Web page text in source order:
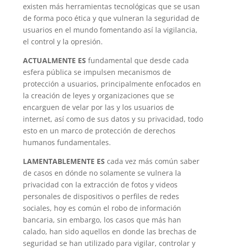
existen más herramientas tecnológicas que se usan
de forma poco ética y que vulneran la seguridad de
usuarios en el mundo fomentando así la vigilancia,
el control y la opresión.
ACTUALMENTE ES fundamental que desde cada
esfera pública se impulsen mecanismos de
protección a usuarios, principalmente enfocados en
la creación de leyes y organizaciones que se
encarguen de velar por las y los usuarios de
internet, así como de sus datos y su privacidad, todo
esto en un marco de protección de derechos
humanos fundamentales.
LAMENTABLEMENTE ES cada vez más común saber
de casos en dónde no solamente se vulnera la
privacidad con la extracción de fotos y videos
personales de dispositivos o perfiles de redes
sociales, hoy es común el robo de información
bancaria, sin embargo, los casos que más han
calado, han sido aquellos en donde las brechas de
seguridad se han utilizado para vigilar, controlar y